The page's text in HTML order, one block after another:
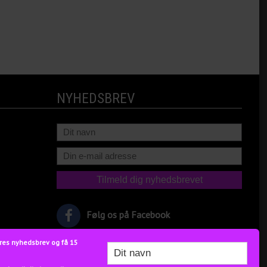
NYHEDSBREV
Følg os på Facebook
nyhedsbrev og få 15